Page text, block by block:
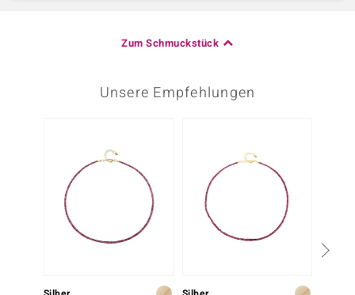
Zum Schmuckstück
Unsere Empfehlungen